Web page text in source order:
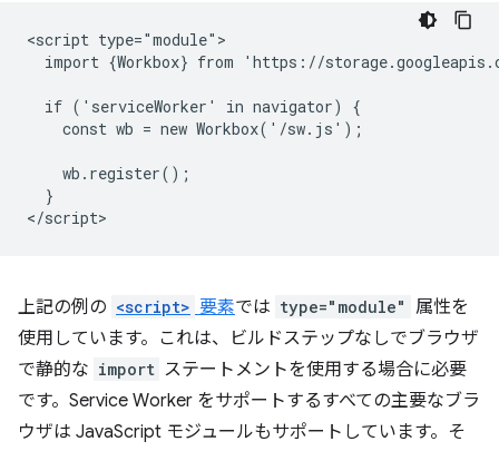
<script type="module">
import {Workbox} from 'https://
  if ('serviceWorker' in navigator) {
    const wb = new Workbox('/sw.js');
    wb.register();
  }
上記の例の <script> 要素では type="module" 属性を
使用しています。これは、ビルドステップなしでブラウザ
で静的な import ステートメントを使用する場合に必要
です。Service Worker をサポートするすべての主要なブラ
ウザは JavaScript モジュールもサポートしています。そ